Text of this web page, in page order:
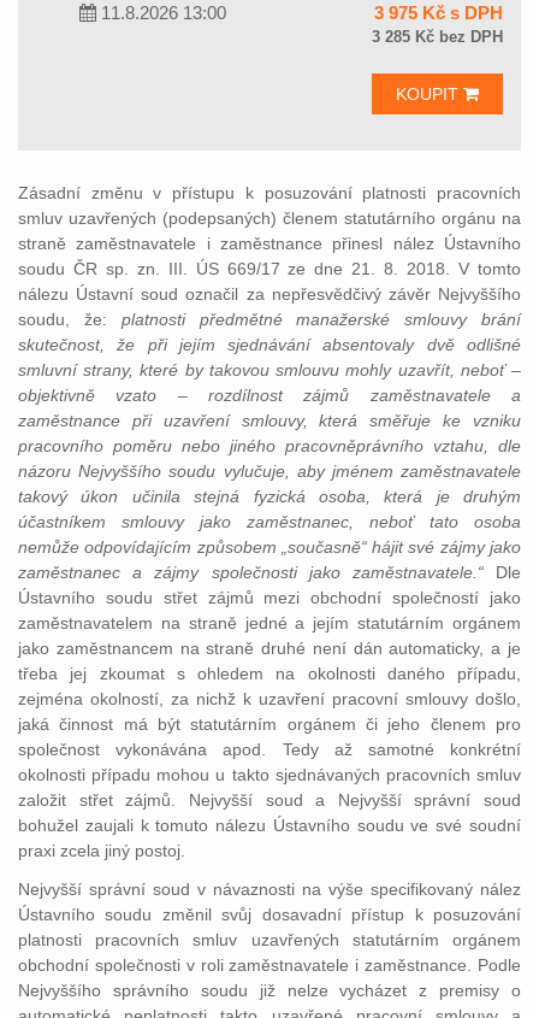
11.8.2026 13:00 3 975 Kč s DPH
3 285 Kč bez DPH
KOUPIT
Zásadní změnu v přístupu k posuzování platnosti pracovních
smluv uzavřených (podepsaných) členem statutárního orgánu na
straně zaměstnavatele i zaměstnance přinesl nález Ústavního
soudu ČR sp. zn. III. ÚS 669/17 ze dne 21. 8. 2018. V tomto
nálezu Ústavní soud označil za nepřesvědčivý závěr Nejvyššího
soudu, že: platnosti předmětné manažerské smlouvy brání
skutečnost, že při jejím sjednávání absentovaly dvě odlišné
smluvní strany, které by takovou smlouvu mohly uzavřít, neboť –
objektivně vzato – rozdílnost zájmů zaměstnavatele a
zaměstnance při uzavření smlouvy, která směřuje ke vzniku
pracovního poměru nebo jiného pracovněprávního vztahu, dle
názoru Nejvyššího soudu vylučuje, aby jménem zaměstnavatele
takový úkon učinila stejná fyzická osoba, která je druhým
účastníkem smlouvy jako zaměstnanec, neboť tato osoba
nemůže odpovídajícím způsobem „současně“ hájit své zájmy jako
zaměstnanec a zájmy společnosti jako zaměstnavatele.“ Dle
Ústavního soudu střet zájmů mezi obchodní společností jako
zaměstnavatelem na straně jedné a jejím statutárním orgánem
jako zaměstnancem na straně druhé není dán automaticky, a je
třeba jej zkoumat s ohledem na okolnosti daného případu,
zejména okolností, za nichž k uzavření pracovní smlouvy došlo,
jaká činnost má být statutárním orgánem či jeho členem pro
společnost vykonávána apod. Tedy až samotné konkrétní
okolnosti případu mohou u takto sjednávaných pracovních smluv
založit střet zájmů. Nejvyšší soud a Nejvyšší správní soud
bohužel zaujali k tomuto nálezu Ústavního soudu ve své soudní
praxi zcela jiný postoj.
Nejvyšší správní soud v návaznosti na výše specifikovaný nález
Ústavního soudu změnil svůj dosavadní přístup k posuzování
platnosti pracovních smluv uzavřených statutárním orgánem
obchodní společnosti v roli zaměstnavatele i zaměstnance. Podle
Nejvyššího správního soudu již nelze vycházet z premisy o